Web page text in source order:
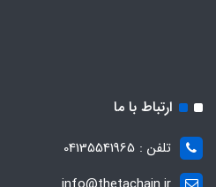
ارتباط با ما
تلفن : 04135541965